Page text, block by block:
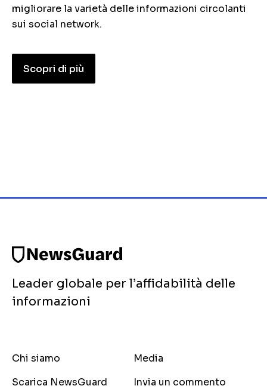
migliorare la varietà delle informazioni circolanti
sui social network.
Scopri di più
Leader globale per l’affidabilità delle
informazioni
Chi siamo
Media
Scarica NewsGuard
Invia un commento